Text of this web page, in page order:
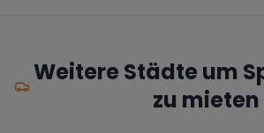
Weitere Städte um
zu mieten